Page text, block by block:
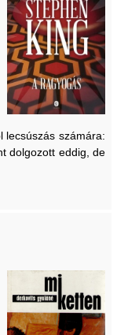
lecsúszás számára:
dolgozott eddig, de